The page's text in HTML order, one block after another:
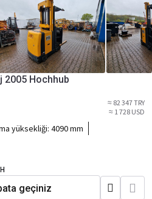
2005 Hochhub
≈ 82 347 TRY
≈ 1 728 USD
yüksekliği: 4090 mm
geçiniz